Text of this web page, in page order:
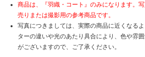
商品は、『羽織・コート』のみになります。
売りまたは撮影用の参考商品です。
写真につきましては、実際の商品に近くなる
ターの違いや光のあたり具合により、色や雰
がございますので、ご了承ください。